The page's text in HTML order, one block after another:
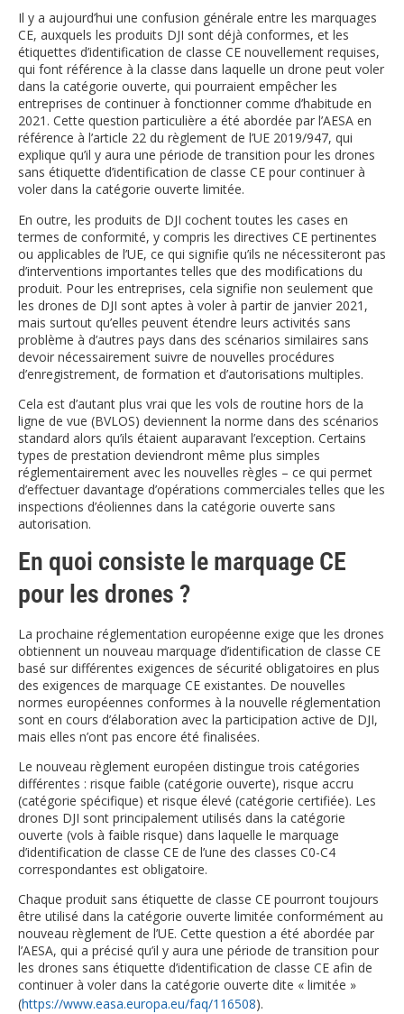
Il y a aujourd’hui une confusion générale entre les marquages
CE, auxquels les produits DJI sont déjà conformes, et les
étiquettes d’identification de classe CE nouvellement requises,
qui font référence à la classe dans laquelle un drone peut voler
dans la catégorie ouverte, qui pourraient empêcher les
entreprises de continuer à fonctionner comme d’habitude en
2021. Cette question particulière a été abordée par l’AESA en
référence à l’article 22 du règlement de l’UE 2019/947, qui
explique qu’il y aura une période de transition pour les drones
sans étiquette d’identification de classe CE pour continuer à
voler dans la catégorie ouverte limitée.
En outre, les produits de DJI cochent toutes les cases en
termes de conformité, y compris les directives CE pertinentes
ou applicables de l’UE, ce qui signifie qu’ils ne nécessiteront pas
d’interventions importantes telles que des modifications du
produit. Pour les entreprises, cela signifie non seulement que
les drones de DJI sont aptes à voler à partir de janvier 2021,
mais surtout qu’elles peuvent étendre leurs activités sans
problème à d’autres pays dans des scénarios similaires sans
devoir nécessairement suivre de nouvelles procédures
d’enregistrement, de formation et d’autorisations multiples.
Cela est d’autant plus vrai que les vols de routine hors de la
ligne de vue (BVLOS) deviennent la norme dans des scénarios
standard alors qu’ils étaient auparavant l’exception. Certains
types de prestation deviendront même plus simples
réglementairement avec les nouvelles règles – ce qui permet
d’effectuer davantage d’opérations commerciales telles que les
inspections d’éoliennes dans la catégorie ouverte sans
autorisation.
En quoi consiste le marquage CE
pour les drones ?
La prochaine réglementation européenne exige que les drones
obtiennent un nouveau marquage d’identification de classe CE
basé sur différentes exigences de sécurité obligatoires en plus
des exigences de marquage CE existantes. De nouvelles
normes européennes conformes à la nouvelle réglementation
sont en cours d’élaboration avec la participation active de DJI,
mais elles n’ont pas encore été finalisées.
Le nouveau règlement européen distingue trois catégories
différentes : risque faible (catégorie ouverte), risque accru
(catégorie spécifique) et risque élevé (catégorie certifiée). Les
drones DJI sont principalement utilisés dans la catégorie
ouverte (vols à faible risque) dans laquelle le marquage
d’identification de classe CE de l’une des classes C0-C4
correspondantes est obligatoire.
Chaque produit sans étiquette de classe CE pourront toujours
être utilisé dans la catégorie ouverte limitée conformément au
nouveau règlement de l’UE. Cette question a été abordée par
l’AESA, qui a précisé qu’il y aura une période de transition pour
les drones sans étiquette d’identification de classe CE afin de
continuer à voler dans la catégorie ouverte dite « limitée »
(https://www.easa.europa.eu/faq/116508).